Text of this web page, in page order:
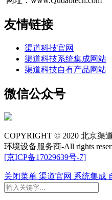
友情链接
渠道科技官网
渠道科技系统集成网站
渠道科技自有产品网站
微信公众号
COPYRIGHT © 2020 北京渠
环境设备服务商-All rights
[京ICP备17029639号-7]
关闭菜单 渠道官网 系统集成